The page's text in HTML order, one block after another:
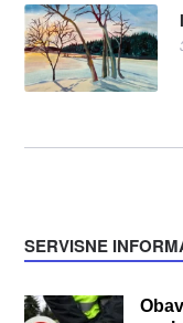
SERVISNE